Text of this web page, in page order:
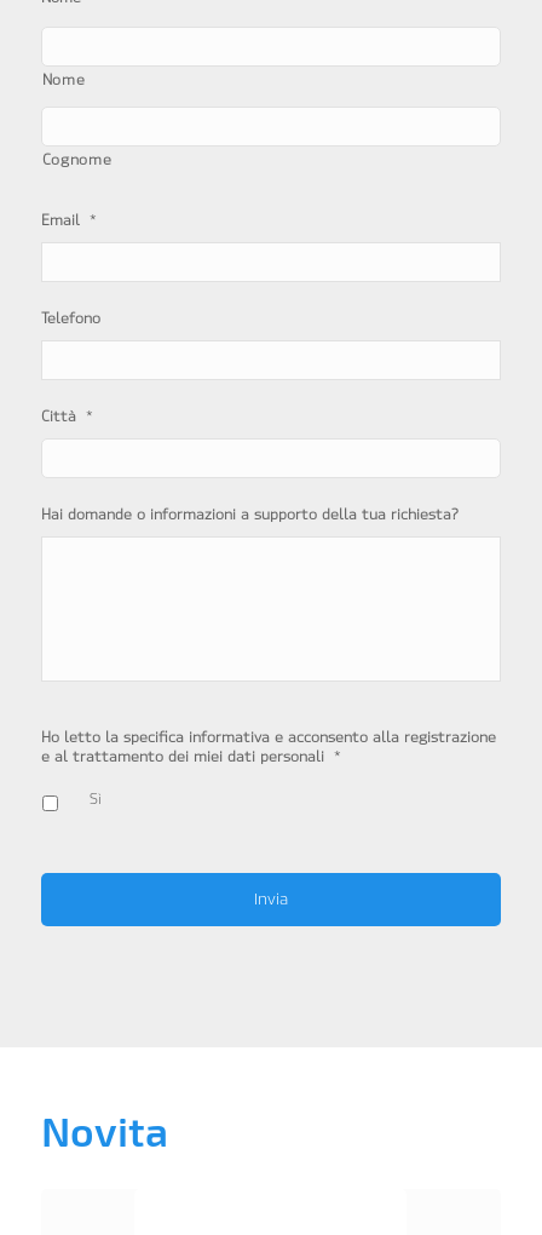
Nome
Cognome
Email *
Telefono
Città *
Hai domande o informazioni a supporto della tua richiesta?
Ho letto la specifica informativa e acconsento alla registrazione
e al trattamento dei miei dati personali
*
Sì
Novita